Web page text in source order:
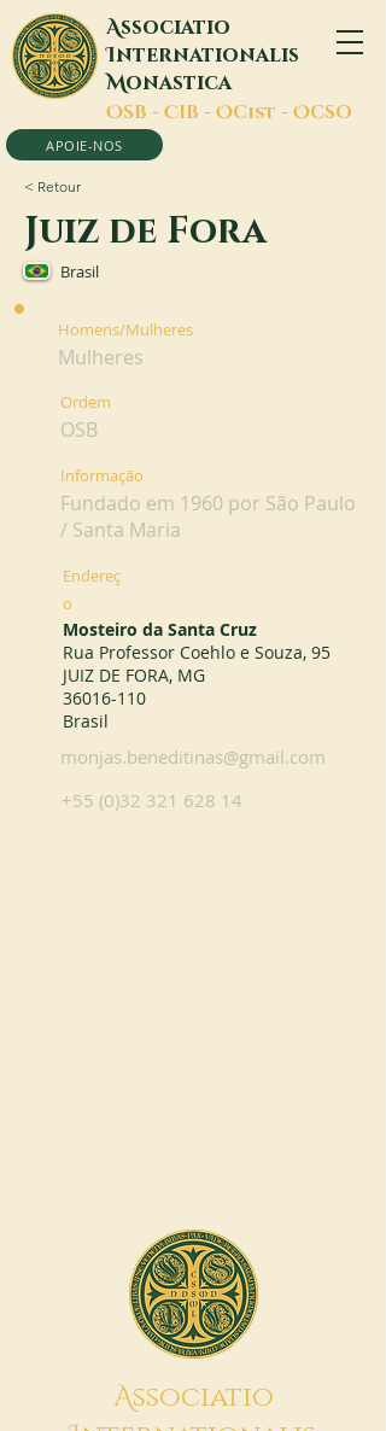
Associatio
Internationalis
Monastica
OSB - CIB - OCist - OCSO
APOIE-NOS
< Retour
Juiz de Fora
Brasil
Homens/Mulheres
Mulheres
Ordem
OSB
Informação
Fundado em 1960 por São Paulo
/ Santa Maria
Endereç
o
Mosteiro da Santa Cruz
Rua Professor Coehlo e Souza, 95
JUIZ DE FORA, MG
36016-110
Brasil
monjas.beneditinas@gmail.com
+55 (0)32 321 628 14
Associatio